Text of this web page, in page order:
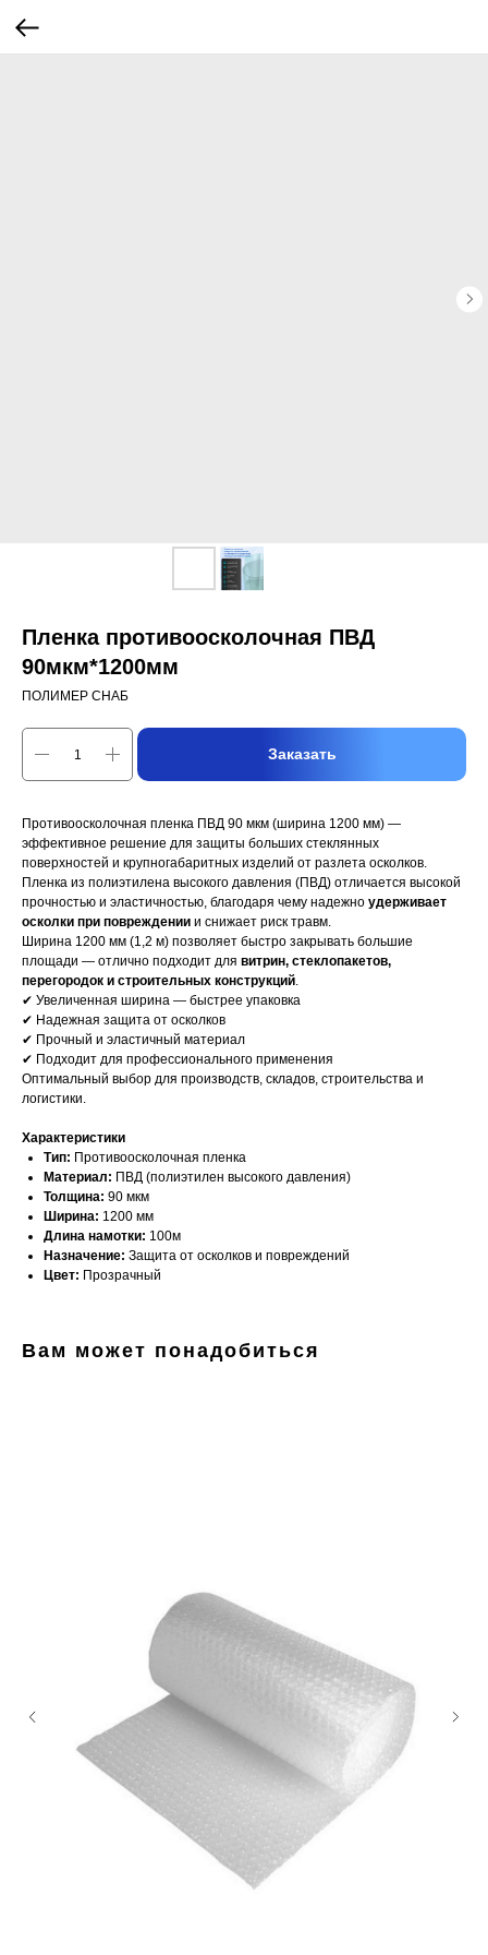
Пленка противоосколочная ПВД
90мкм*1200мм
ПОЛИМЕР СНАБ
Заказать
Противоосколочная пленка ПВД 90 мкм (ширина 1200 мм) —
эффективное решение для защиты больших стеклянных
поверхностей и крупногабаритных изделий от разлета осколков.
Пленка из полиэтилена высокого давления (ПВД) отличается высокой
прочностью и эластичностью, благодаря чему надежно удерживает
осколки при повреждении и снижает риск травм.
Ширина 1200 мм (1,2 м) позволяет быстро закрывать большие
площади — отлично подходит для витрин, стеклопакетов,
перегородок и строительных конструкций.
✔ Увеличенная ширина — быстрее упаковка
✔ Надежная защита от осколков
✔ Прочный и эластичный материал
✔ Подходит для профессионального применения
Оптимальный выбор для производств, складов, строительства и
логистики.
Характеристики
Тип: Противоосколочная пленка
Материал: ПВД (полиэтилен высокого давления)
Толщина: 90 мкм
Ширина: 1200 мм
Длина намотки: 100м
Назначение: Защита от осколков и повреждений
Цвет: Прозрачный
Вам может понадобиться